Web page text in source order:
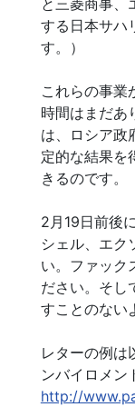
と三菱商事、
する日本サハ
す。）
これらの事業
時間はまだあ
は、ロシア政
定的な結果を
きるのです。
2月19日前後
シェル、エク
い。ファック
ださい。そし
すことのない
レターの例は
ンバイロメン
http://